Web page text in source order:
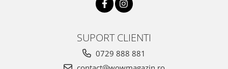
SUPORT CLIENTI
0729 888 881